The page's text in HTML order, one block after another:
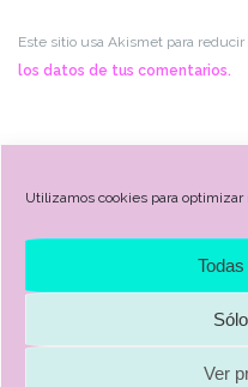
Utilizamos cookies para
Ver
Este sitio usa Akismet para reducir
los datos de tus comentarios.